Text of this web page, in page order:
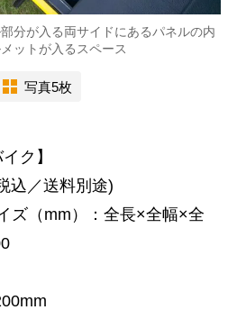
分が入る両サイドにあるパネルの内
ットが入るスペース
写真5枚
ク】
込／送料別途)
ズ（mm）：全長×全幅×全